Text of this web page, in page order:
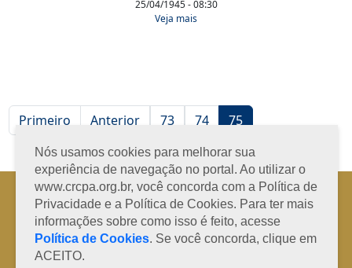
25/04/1945 - 08:30
Veja mais
Primeiro Anterior 73 74 75
Nós usamos cookies para melhorar sua
experiência de navegação no portal. Ao utilizar o
www.crcpa.org.br, você concorda com a Política de
Privacidade e a Política de Cookies. Para ter mais
informações sobre como isso é feito, acesse
Política de Cookies. Se você concorda, clique em
ACEITO.
Horário de Atendimento: 08h às 12h e 13h às 17h de segunda à sexta-
feira
Fone: +55 91 3202-4150 | E-mail: protocolo@crcpa.org.br
Copyright 2014/2026 | Todos os direitos reservados ao CRC-PA